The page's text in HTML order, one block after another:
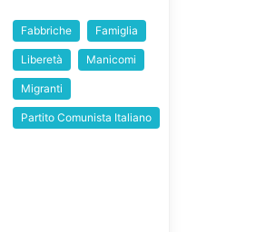
Fabbriche Famiglia
Liberetà Manicomi
Migranti
Partito Comunista Italiano